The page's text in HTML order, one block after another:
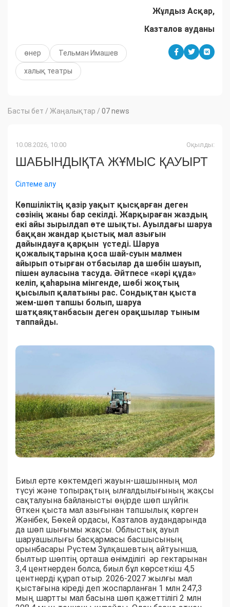
Жұлдыз Асқар,
Казталов ауданы
өнер Тельман Имашев
халық театры
Басты бет / Жаңалықтар / 07 news
10.08.2026, 10:00 Оқылды:
ШАБЫНДЫҚТА ЖҰМЫС ҚАУЫРТ
Сілтеме алу
Көпшіліктің қазір уақыт қысқарған деген
сөзінің жаны бар секілді. Жарқыраған жаздың
екі айы зырылдап өте шықты. Ауылдағы шаруа
баққан жандар қыстық мал азығын
дайындауға қарқын үстеді. Шаруа
қожалықтарына қоса шай-суын малмен
айырып отырған отбасылар да шөбін шауып,
пішен ауласына тасуда. Әйтпесе «кәрі құда»
келіп, қаһарына мінгенде, шөбі жоқтың
қысылып қалатыны рас. Сондықтан қыста
жем-шөп тапшы болып, шаруа
шатқаяқтанбасын деген орақшылар тыным
таппайды.
Биыл ерте көктемдегі жауын-шашынның мол
түсуі және топырақтың ылғалдылығының жақсы
сақталуына байланысты өңірде шөп шүйгін.
Өткен қыста мал азығынан тапшылық көрген
Жәнібек, Бөкей ордасы, Казталов аудандарында
да шөп шығымы жақсы. Облыстық ауыл
шаруашылығы басқармасы басшысының
орынбасары Рүстем Зұлқашевтың айтуынша,
былтыр шөптің орташа өнімділігі әр гектарынан
3,4 центнерден болса, биыл бұл көрсеткіш 4,5
центнерді құрап отыр. 2026-2027 жылғы мал
қыстағына кіреді деп жоспарланған 1 млн 247,3
мың шартты мал басына шөп қажеттілігі 2 млн